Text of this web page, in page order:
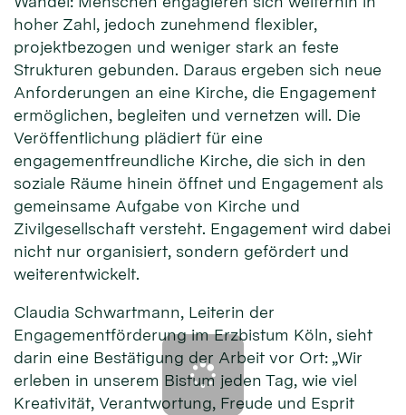
hoher Zahl, jedoch zunehmend flexibler,
projektbezogen und weniger stark an feste
Strukturen gebunden. Daraus ergeben sich neue
Anforderungen an eine Kirche, die Engagement
ermöglichen, begleiten und vernetzen will. Die
Veröffentlichung plädiert für eine
engagementfreundliche Kirche, die sich in den
soziale Räume hinein öffnet und Engagement als
gemeinsame Aufgabe von Kirche und
Zivilgesellschaft versteht. Engagement wird dabei
nicht nur organisiert, sondern gefördert und
weiterentwickelt.
Claudia Schwartmann, Leiterin der
Engagementförderung im Erzbistum Köln, sieht
darin eine Bestätigung der Arbeit vor Ort: „Wir
erleben in unserem Bistum jeden Tag, wie viel
Kreativität, Verantwortung, Freude und Esprit